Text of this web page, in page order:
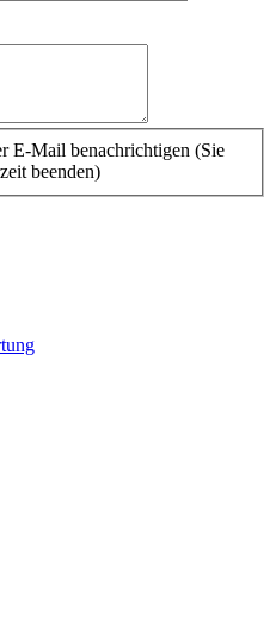
E-Mail benachrichtigen (Sie
beenden)